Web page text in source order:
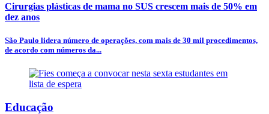
Cirurgias plásticas de mama no SUS crescem mais de 50% em
dez anos
São Paulo lidera número de operações, com mais de 30 mil procedimentos,
de acordo com números da...
Educação